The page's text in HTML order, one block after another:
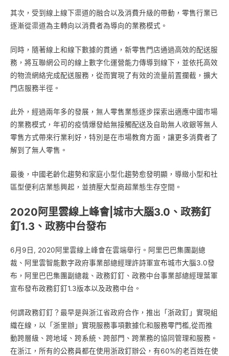
其次，受到線上線下渠道的融合以及消費升級的帶動，零售行業已
逐漸從渠道為主轉向以消費者為導向的業務模式。
同時，隨著線上和線下數據的貫通，新零售門店通過高效的配送服
務，將互聯網公司的線上數字化運營能力傳導到線下，並依托高效
的物流網絡完成配送服務，從而實現了有效的流量前置攔截，擴大
門店服務半徑。
此外，經過兩年多的發展，無人零售業態逐步探索出適應中國市場
的業務模式，年初的疫情爆發給無接觸配送及自助無人收銀等無人
零售方式帶來行業利好，特別是在市場教育方面，讓更多消費者了
解到了無人零售。
最後，中國老齡化趨勢和家庭小型化趨勢愈發明顯，導緻小型和社
區型便利店業態興起，並擠壓大型商超業態生存空間。
2020阿里雲線上峰會|城市大腦3.0、政務釘
釘1.3、政務中台發布
6月9日, 2020阿里雲線上峰會在雲端舉行。阿里巴巴集團副總
裁、阿里雲智能數字政府事業部總經理許詩軍宣布城市大腦3.0發
布，阿里巴巴集團副總裁、政務釘釘、政務中台事業部總經理葉軍
宣布發布政務釘釘1.3版本以及政務中台。
何謂政務釘釘？最早是與浙江省政府合作，推出「浙政釘」實現組
織在線，以「浙里辦」實現服務事項數據化和服務零門檻,從而推
動跨層級、跨地域、跨系統、跨部門、跨業務的協同管理和服務。
在浙江，所有的公務員都在使用浙政釘辦公，有60%的老百姓在使